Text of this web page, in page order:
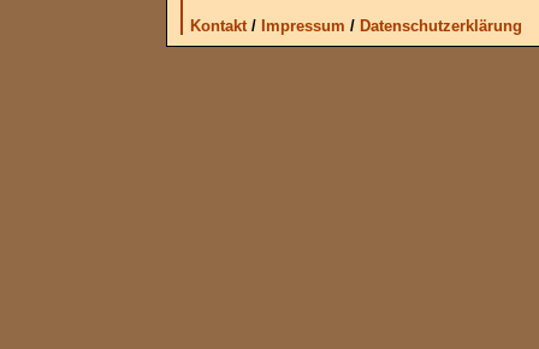
Kontakt/ Impressum / Datenschutzerklärung